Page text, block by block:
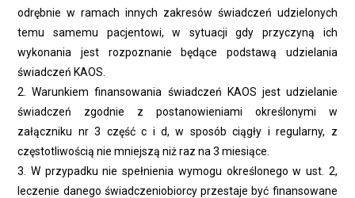
odrębnie w ramach innych zakresów świadczeń udzielonych
temu samemu pacjentowi, w sytuacji gdy przyczyną ich
wykonania jest rozpoznanie będące podstawą udzielania
świadczeń KAOS.
2. Warunkiem finansowania świadczeń KAOS jest udzielanie
świadczeń zgodnie z postanowieniami określonymi w
załączniku nr 3 część c i d, w sposób ciągły i regularny, z
częstotliwością nie mniejszą niż raz na 3 miesiące.
3. W przypadku nie spełnienia wymogu określonego w ust. 2,
leczenie danego świadczeniobiorcy przestaje być finansowane